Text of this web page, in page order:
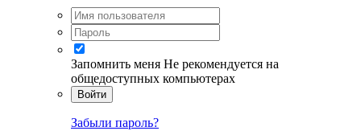
Запомнить меня Не рекомендуется на
общедоступных компьютерах
Войти
Забыли пароль?